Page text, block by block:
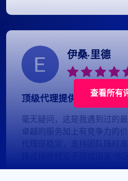
伊桑·里德
顶级代理提供商体验
毫无疑问，这是我遇到过的
卓越的服务加上有竞争力的
代理很稳定，支持团队随时
能尤其值得注意。
查看所有